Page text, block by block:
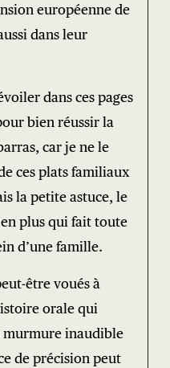
européenne de
dans leur
dans ces pages
bien réussir la
car je ne le
ces plats familiaux
la petite astuce, le
plus qui fait toute
d’une famille.
être voués à
orale qui
murmure inaudible
de précision peut